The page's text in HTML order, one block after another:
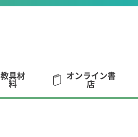
教具材
料
オンライン書
店